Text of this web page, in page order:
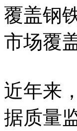
覆盖钢
市场覆
近年来
据质量